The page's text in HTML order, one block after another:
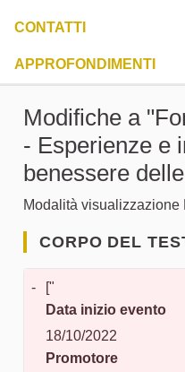
CONTATTI
APPROFONDIMENTI
Modifiche a
- Esperienze e
benessere
Modalità visualizzazione
CORPO DEL
-
["
Data inizio evento
18/10/2022
Promotore